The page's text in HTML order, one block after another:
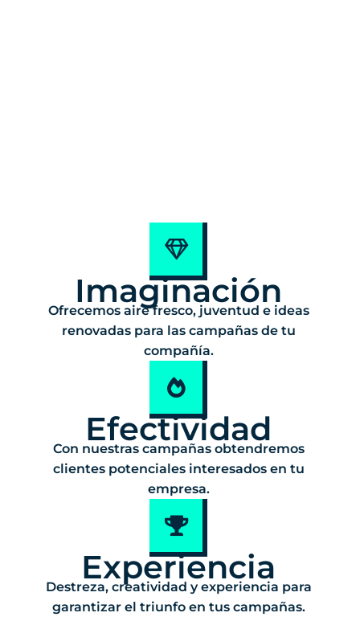
Imaginación
Ofrecemos aire fresco, juventud e ideas
renovadas para las campañas de tu
compañía.
Efectividad
Con nuestras campañas obtendremos
clientes potenciales interesados en tu
empresa.
Experiencia
Destreza, creatividad y experiencia para
garantizar el triunfo en tus campañas.